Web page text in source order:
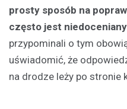
prosty sposób na
często jest
przypominali o tym
uświadomić, że
na drodze leży po stronie